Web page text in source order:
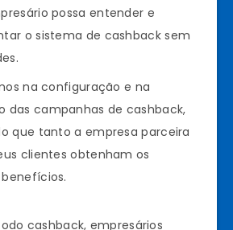
possa entender e
o sistema de cashback sem
na configuração e na
das campanhas de cashback,
que tanto a empresa parceira
clientes obtenham os
cashback, empresários